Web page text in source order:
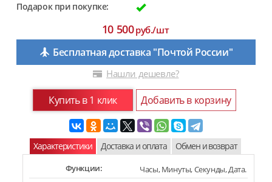
Подарок при покупке:
10 500руб./шт
Бесплатная доставка "Почтой России"
Нашли дешевле?
Купить в 1 клик Добавить в корзину
Характеристики Доставка и оплата Обмен и возврат
Функции:
Часы, Минуты, Секунды, Дата.